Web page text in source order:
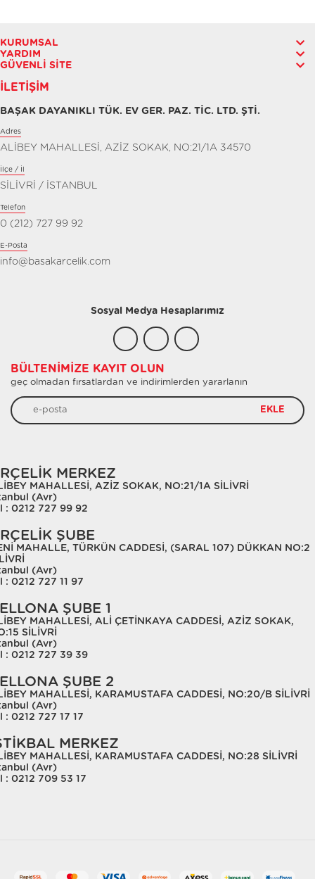
KURUMSAL
YARDIM
GÜVENLI SITE
İLETIŞIM
BAŞAK DAYANIKLI TÜK. EV GER. PAZ. TİC. LTD. ŞTİ.
Adres
ALİBEY MAHALLESİ, AZİZ SOKAK, NO:21/1A 34570
İlçe / İl
SİLİVRİ / İSTANBUL
Telefon
0 (212) 727 99 92
E-Posta
info@basakarcelik.com
Sosyal Medya Hesaplarımız
BÜLTENIMIZE KAYIT OLUN
geç olmadan fırsatlardan ve indirimlerden yararlanın
EKLE
MERKEZ
MAHALLESİ, AZİZ SOKAK, NO:21/1A SİLİVRİ
(Avr)
: 0212 727 99 92
ŞUBE
MAHALLE, TÜRKÜN CADDESİ, (SARAL 107) DÜKKAN NO:2
(Avr)
: 0212 727 11 97
ŞUBE 1
MAHALLESİ, ALİ ÇETİNKAYA CADDESİ, AZİZ SOKAK,
SİLİVRİ
(Avr)
: 0212 727 39 39
ŞUBE 2
MAHALLESİ, KARAMUSTAFA CADDESİ, NO:20/B SİLİVRİ
(Avr)
: 0212 727 17 17
MERKEZ
MAHALLESİ, KARAMUSTAFA CADDESİ, NO:28 SİLİVRİ
(Avr)
: 0212 709 53 17